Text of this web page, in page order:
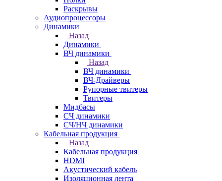
Раскрывы
Аудиопроцессоры
Динамики
Назад
Динамики
ВЧ динамики
Назад
ВЧ динамики
ВЧ-Драйверы
Рупорные твитеры
Твитеры
Мидбасы
СЧ динамики
СЧ/НЧ динамики
Кабельная продукция
Назад
Кабельная продукция
HDMI
Акустический кабель
Изоляционная лента